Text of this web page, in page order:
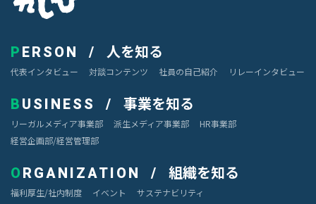
PERSON 人を知る
代表インタビュー 対談コンテンツ 社員の自己紹介 リレーインタビュー
BUSINESS 事業を知る
リーガルメディア事業部 派生メディア事業部
HR事業部
経営企画部/経営管理部
ORGANIZATION 組織を知る
福利厚生/社内制度 イベント サステナビリティ